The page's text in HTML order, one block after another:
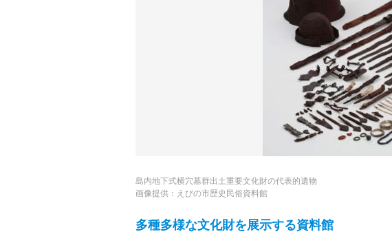
島内地下式横穴墓群出土重要文化財の代表的遺物
画像提供：えびの市歴史民俗資料館
多種多様な文化財を展示する資料館